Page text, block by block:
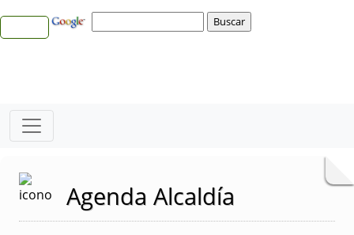
Agenda Alcaldía